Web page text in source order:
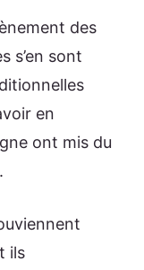
des
s’en sont
en
ont mis du
ils